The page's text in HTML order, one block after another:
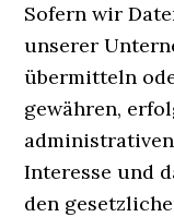
Sofern wir
unserer
übermitteln
gewähren,
Interesse und
den